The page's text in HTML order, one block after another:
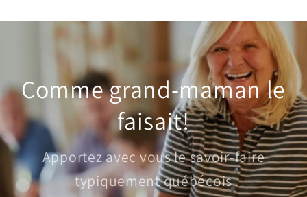
Comme grand-maman le
faisait!
Apportez avec vous le savoir-faire
typiquement québécois